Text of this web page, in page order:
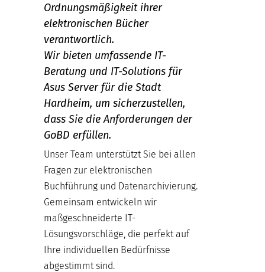
Ordnungsmäßigkeit ihrer
elektronischen Bücher
verantwortlich.
Wir bieten umfassende IT-
Beratung und IT-Solutions für
Asus Server für die Stadt
Hardheim, um sicherzustellen,
dass Sie die Anforderungen der
GoBD erfüllen.
Unser Team unterstützt Sie bei allen
Fragen zur elektronischen
Buchführung und Datenarchivierung.
Gemeinsam entwickeln wir
maßgeschneiderte IT-
Lösungsvorschläge, die perfekt auf
Ihre individuellen Bedürfnisse
abgestimmt sind.